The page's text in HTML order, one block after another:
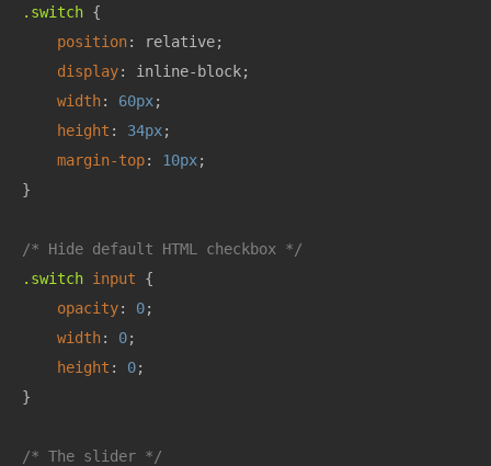
.switch {
position: relative;
display: inline-block;
width: 60px;
height : 34px;
margin-top: 10px;
}
/* Hide default HTML checkbox */
.switch input {
opacity: 0;
width: 0;
height : 0;
}
/* The slider */